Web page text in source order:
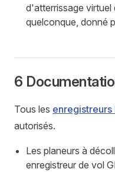
d'atterrissage virtuel
quelconque, donné
6
Tous les enregistreurs
autorisés.
Les planeurs à
enregistreur de vol